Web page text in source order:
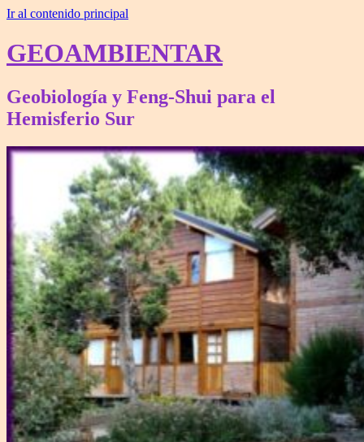
Ir al contenido principal
GEOAMBIENTAR
Geobiología y Feng-Shui para el
Hemisferio Sur